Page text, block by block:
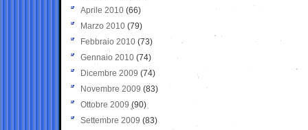
Aprile 2010 (66)
Marzo 2010 (79)
Febbraio 2010 (73)
Gennaio 2010 (74)
Dicembre 2009 (74)
Novembre 2009 (83)
Ottobre 2009 (90)
Settembre 2009 (83)